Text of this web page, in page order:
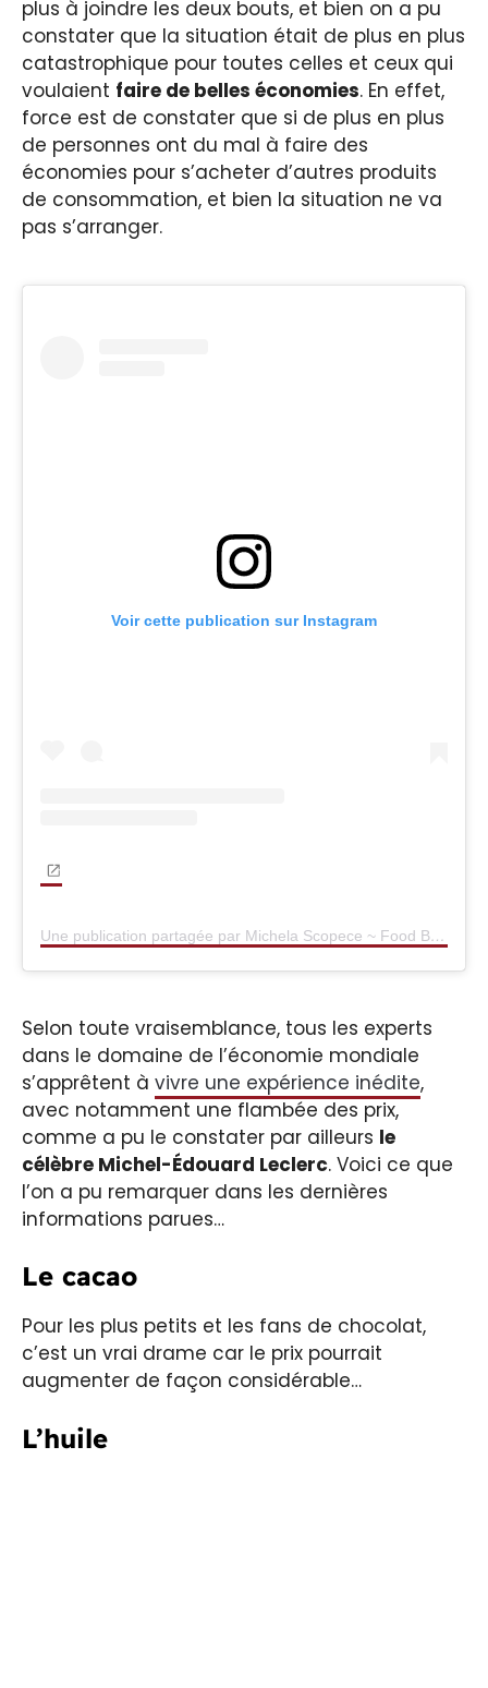
plus à joindre les deux bouts, et bien on a pu
constater que la situation était de plus en plus
catastrophique pour toutes celles et ceux qui
voulaient faire de belles économies. En effet,
force est de constater que si de plus en plus
de personnes ont du mal à faire des
économies pour s’acheter d’autres produits
de consommation, et bien la situation ne va
pas s’arranger.
Voir cette publication sur Instagram
Une publication partagée par Michela Scopece ~ Food Blogger (@dolciecoccoledimiki)
Selon toute vraisemblance, tous les experts
dans le domaine de l’économie mondiale
s’apprêtent à vivre une expérience inédite,
avec notamment une flambée des prix,
comme a pu le constater par ailleurs le
célèbre Michel-Édouard Leclerc. Voici ce que
l’on a pu remarquer dans les dernières
informations parues…
Le cacao
Pour les plus petits et les fans de chocolat,
c’est un vrai drame car le prix pourrait
augmenter de façon considérable…
L’huile